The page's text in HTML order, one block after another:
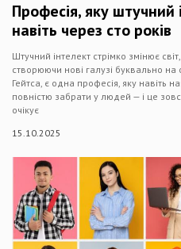
Професія, яку штучний
навіть через сто років
Штучний інтелект стрімко змінює
створюючи нові галузі буквально
Гейтса, є одна професія, яку навіть
повністю забрати у людей — і це
очікує
15.10.2025